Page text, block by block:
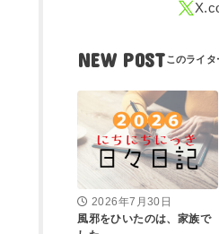
NEW POST
2026年7月30日
風邪をひいたのは、家族で